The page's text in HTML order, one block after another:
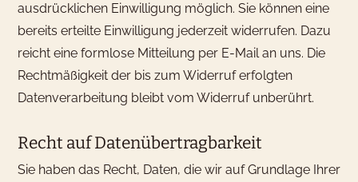
ausdrücklichen Einwilligung möglich. Sie können eine
bereits erteilte Einwilligung jederzeit widerrufen. Dazu
reicht eine formlose Mitteilung per E-Mail an uns. Die
Rechtmäßigkeit der bis zum Widerruf erfolgten
Datenverarbeitung bleibt vom Widerruf unberührt.
Recht auf Datenübertragbarkeit
Sie haben das Recht, Daten, die wir auf Grundlage Ihrer